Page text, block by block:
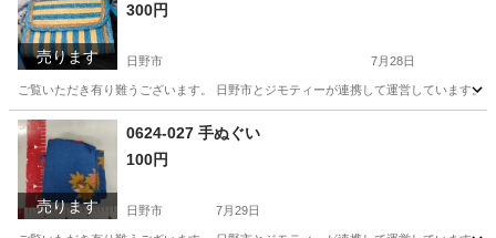
売ります
300円
日野市 7月28日
ご覧いただき有り難うございます。 日野市とジモティーが連携して運営していま
東京 日野市 現地
売ります
0624-027 手ぬぐい
100円
日野市 7月29日